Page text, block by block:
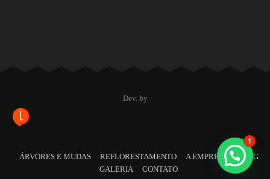
Dev. by
ÁRVORES E MUDAS REFLORESTAMENTO A EMPRESA
BLOG
GALERIA
CONTATO
1